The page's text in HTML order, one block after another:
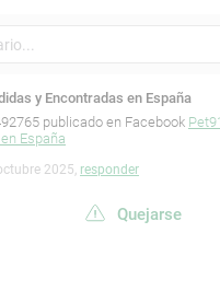
y Encontradas en España
publicado en Facebook
España
2025, responder
Quejarse